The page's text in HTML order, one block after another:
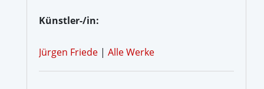
Künstler-/in:
Jürgen Friede | Alle Werke